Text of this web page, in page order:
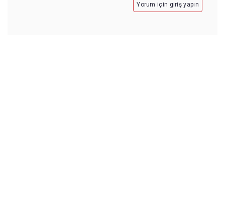
Yorum için giriş yapın